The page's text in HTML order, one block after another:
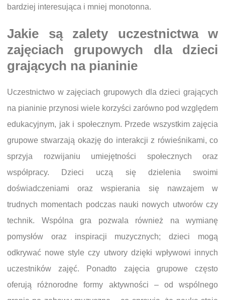
bardziej interesująca i mniej monotonna.
Jakie są zalety uczestnictwa w
zajęciach grupowych dla dzieci
grających na pianinie
Uczestnictwo w zajęciach grupowych dla dzieci grających
na pianinie przynosi wiele korzyści zarówno pod względem
edukacyjnym, jak i społecznym. Przede wszystkim zajęcia
grupowe stwarzają okazję do interakcji z rówieśnikami, co
sprzyja rozwijaniu umiejętności społecznych oraz
współpracy. Dzieci uczą się dzielenia swoimi
doświadczeniami oraz wspierania się nawzajem w
trudnych momentach podczas nauki nowych utworów czy
technik. Wspólna gra pozwala również na wymianę
pomysłów oraz inspiracji muzycznych; dzieci mogą
odkrywać nowe style czy utwory dzięki wpływowi innych
uczestników zajęć. Ponadto zajęcia grupowe często
oferują różnorodne formy aktywności – od wspólnego